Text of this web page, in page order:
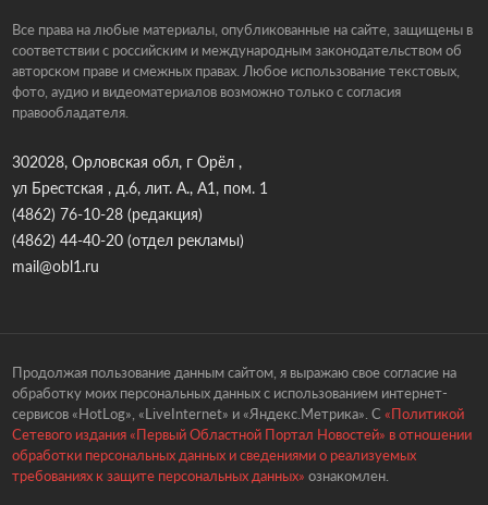
Все права на любые материалы, опубликованные на сайте, защищены в
соответствии с российским и международным законодательством об
авторском праве и смежных правах. Любое использование текстовых,
фото, аудио и видеоматериалов возможно только с согласия
правообладателя.
302028, Орловская обл, г Орёл ,
ул Брестская , д.6, лит. А., А1, пом. 1
(4862) 76-10-28(редакция)
(4862) 44-40-20(отдел рекламы)
mail@obl1.ru
Продолжая пользование данным сайтом, я выражаю свое согласие на
обработку моих персональных данных с использованием интернет-
сервисов «HotLog», «LiveInternet» и «Яндекс.Метрика». С «Политикой
Сетевого издания «Первый Областной Портал Новостей» в отношении
обработки персональных данных и сведениями о реализуемых
требованиях к защите персональных данных» ознакомлен.